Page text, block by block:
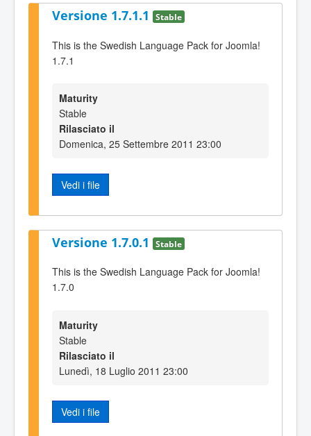
Versione 1.7.1.1 Stable
This is the Swedish Language Pack for Joomla!
1.7.1
Maturity
Stable
Rilasciato il
Domenica, 25 Settembre 2011 23:00
Vedi i file
Versione 1.7.0.1 Stable
This is the Swedish Language Pack for Joomla!
1.7.0
Maturity
Stable
Rilasciato il
Lunedì, 18 Luglio 2011 23:00
Vedi i file